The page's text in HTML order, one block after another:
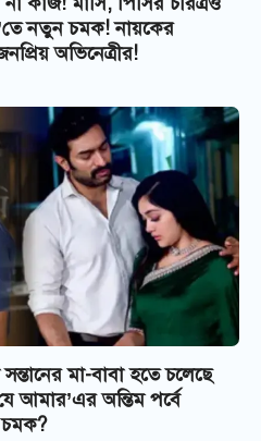
নতুন চমক! নায়কের
অভিনেত্রীর!
মা-বাবা হতে চলেছে
আমার’এর অন্তিম পর্বে
চমক?